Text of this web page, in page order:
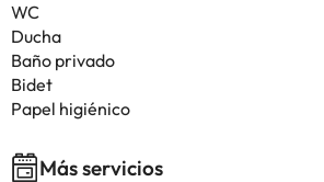
WC
Ducha
Baño privado
Bidet
Papel higiénico
Más servicios